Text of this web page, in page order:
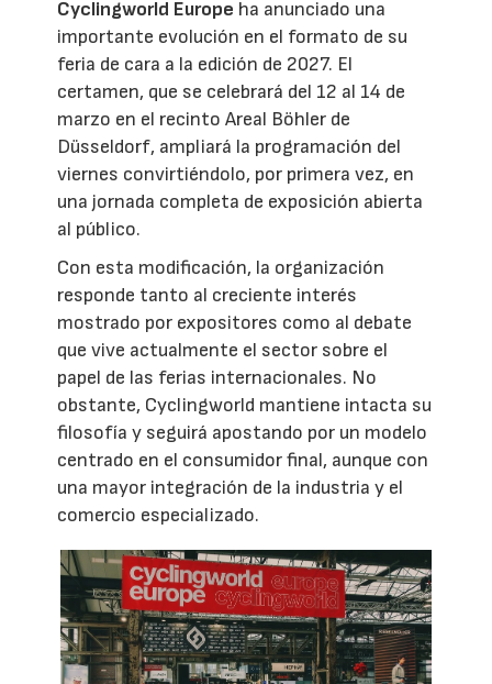
Cyclingworld Europe ha anunciado una
importante evolución en el formato de su
feria de cara a la edición de 2027. El
certamen, que se celebrará del 12 al 14 de
marzo en el recinto Areal Böhler de
Düsseldorf, ampliará la programación del
viernes convirtiéndolo, por primera vez, en
una jornada completa de exposición abierta
al público.
Con esta modificación, la organización
responde tanto al creciente interés
mostrado por expositores como al debate
que vive actualmente el sector sobre el
papel de las ferias internacionales. No
obstante, Cyclingworld mantiene intacta su
filosofía y seguirá apostando por un modelo
centrado en el consumidor final, aunque con
una mayor integración de la industria y el
comercio especializado.